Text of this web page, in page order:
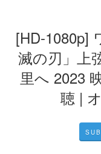
[HD-1080p]
滅の刃」上
里へ 2023
聴 |